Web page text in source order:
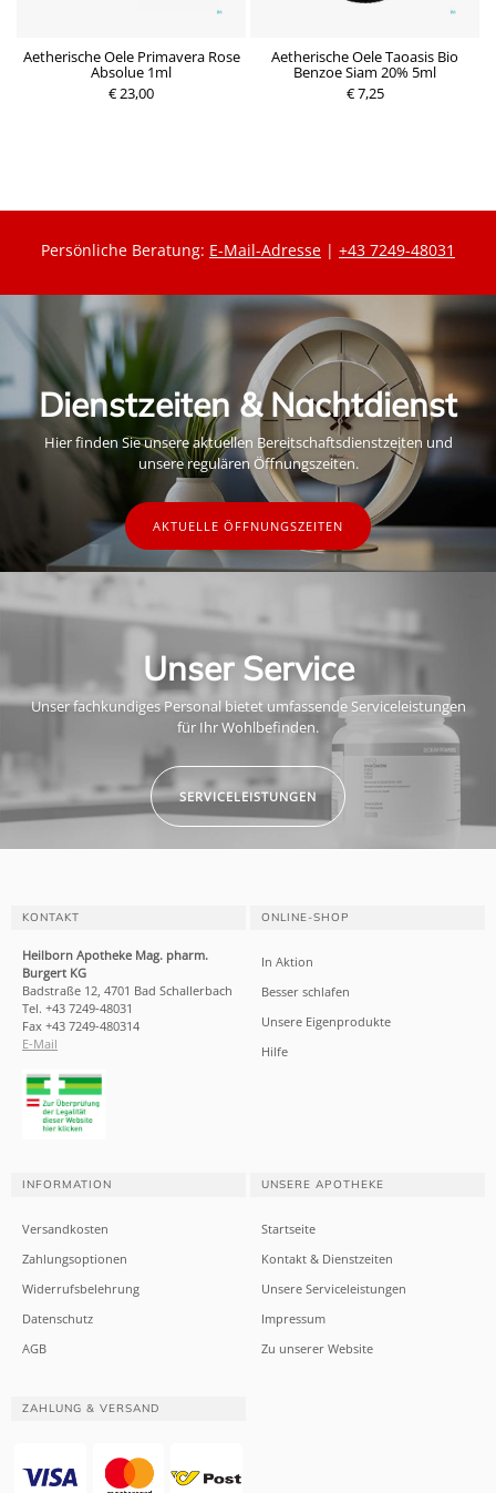
Aetherische Oele Primavera Rose
Absolue 1ml
€ 23,00
Aetherische Oele Taoasis Bio
Benzoe Siam 20% 5ml
€ 7,25
P P
Persönliche Beratung: E-Mail-Adresse | +43 7249-48031
Dienstzeiten & Nachtdienst
Hier finden Sie unsere aktuellen Bereitschaftsdienstzeiten und
unsere regulären Öffnungszeiten.
AKTUELLE ÖFFNUNGSZEITEN
Unser Service
Unser fachkundiges Personal bietet umfassende Serviceleistungen
für Ihr Wohlbefinden.
SERVICELEISTUNGEN
KONTAKT
Heilborn Apotheke Mag. pharm.
Burgert KG
Badstraße 12, 4701 Bad Schallerbach
Tel. +43 7249-48031
Fax +43 7249-480314
E-Mail
ONLINE-SHOP
In Aktion
Besser schlafen
Unsere Eigenprodukte
Hilfe
INFORMATION
Versandkosten
Zahlungsoptionen
Widerrufsbelehrung
Datenschutz
AGB
UNSERE APOTHEKE
Startseite
Kontakt & Dienstzeiten
Unsere Serviceleistungen
Impressum
Zu unserer Website
ZAHLUNG & VERSAND